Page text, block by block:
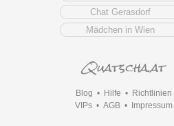
Chat Gerasdorf
Mädchen in Wien
Blog • Hilfe • Richtlinien
VIPs• AGB• Impressum